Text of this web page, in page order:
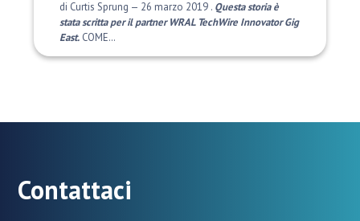
di Curtis Sprung — 26 marzo 2019 . Questa storia è
stata scritta per il partner WRAL TechWire Innovator Gig
East. COME…
Contattaci